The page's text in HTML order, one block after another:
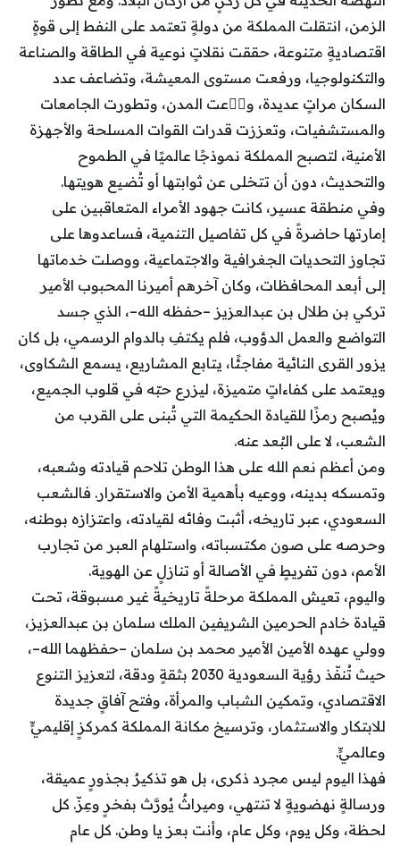
الزمن، انتقلت المملكة من دولةٍ تعتمد على النفط إلى قوةٍ
اقتصاديةٍ متنوعة، حققت نقلاتٍ نوعية في الطاقة والصناعة
والتكنولوجيا، ورفعت مستوى المعيشة، وتضاعف عدد
السكان مراتٍ عديدة، و拓ّعت المدن، وتطورت الجامعات
والمستشفيات، وتعززت قدرات القوات المسلحة والأجهزة
الأمنية، لتصبح المملكة نموذجًا عالميًا في الطموح
والتحديث، دون أن تتخلى عن ثوابتها أو تُضيع هويتها.
وفي منطقة عسير، كانت جهود الأمراء المتعاقبين على
إمارتها حاضرةً في كل تفاصيل التنمية، فساعدوها على
تجاوز التحديات الجغرافية والاجتماعية، ووصلت خدماتها
إلى أبعد المحافظات، وكان آخرهم أميرنا المحبوب الأمير
تركي بن طلال بن عبدالعزيز –حفظه الله–، الذي جسد
التواضع والعمل الدؤوب، فلم يكتفِ بالدوام الرسمي، بل كان
يزور القرى النائية مفاجئًا، يتابع المشاريع، يسمع الشكاوى،
ويعتمد على كفاءاتٍ متميزة، ليزرع حبّه في قلوب الجميع،
ويُصبح رمزًا للقيادة الحكيمة التي تُبنى على القرب من
الشعب، لا على البُعد عنه.
ومن أعظم نعم الله على هذا الوطن تلاحم قيادته وشعبه،
وتمسكه بدينه، ووعيه بأهمية الأمن والاستقرار. فالشعب
السعودي، عبر تاريخه، أثبت وفائه لقيادته، واعتزازه بوطنه،
وحرصه على صون مكتسباته، واستلهام العبر من تجارب
الأمم، دون تفريطٍ في الأصالة أو تنازلٍ عن الهوية.
واليوم، تعيش المملكة مرحلةً تاريخيةً غير مسبوقة، تحت
قيادة خادم الحرمين الشريفين الملك سلمان بن عبدالعزيز،
وولي عهده الأمين الأمير محمد بن سلمان –حفظهما الله–،
حيث تُنفّذ رؤية السعودية 2030 بثقةٍ ودقة، لتعزيز التنوع
الاقتصادي، وتمكين الشباب والمرأة، وفتح آفاقٍ جديدة
للابتكار والاستثمار، وترسيخ مكانة المملكة كمركزٍ إقليميٍّ
وعالميٍّ.
فهذا اليوم ليس مجرد ذكرى، بل هو تذكيرٌ بجذورٍ عميقة،
ورسالةٍ نهضويةٍ لا تنتهي، وميراثٌ يُورَّث بفخرٍ وعِزّ. كل
لحظة، وكل يوم، وكل عام، وأنت بعز يا وطن. كل عام